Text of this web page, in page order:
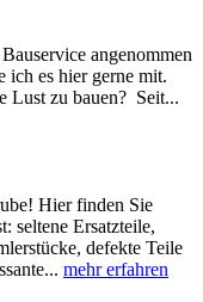
angenommen
es hier gerne mit.
zu bauen? Seit...
Hier finden Sie
seltene Ersatzteile,
defekte Teile
mehr erfahren